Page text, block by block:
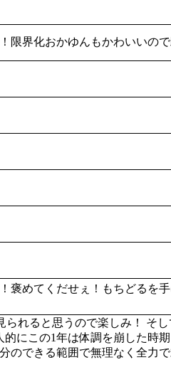
限界化おかゆんもかわいいので
褒めてくだせぇ！もちどるを
れると思うので楽しみ！ そ
にこの1年は体調を崩した時
のできる範囲で無理なく全力